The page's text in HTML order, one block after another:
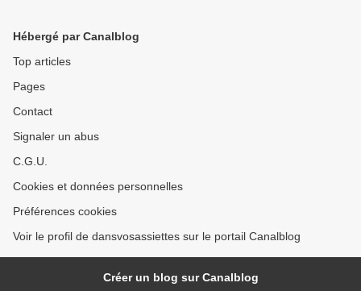
Hébergé par Canalblog
Top articles
Pages
Contact
Signaler un abus
C.G.U.
Cookies et données personnelles
Préférences cookies
Voir le profil de dansvosassiettes sur le portail Canalblog
Créer un blog sur Canalblog